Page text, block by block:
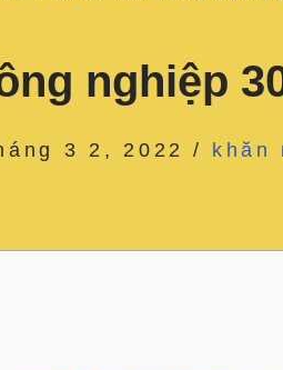
nghiệp
3 2, 2022 khăn